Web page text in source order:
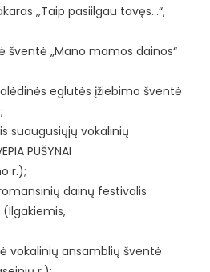
,,Taip pasiilgau tavęs…“,
šventė „Mano mamos dainos“
eglutės įžiebimo šventė
suaugusiųjų vokalinių
PUŠYNAI
r.);
dainų festivalis
(Ilgakiemis,
vokalinių ansamblių šventė